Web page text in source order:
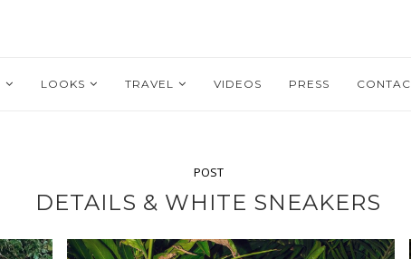
LOOKS TRAVEL VIDEOS PRESS
POST
DETAILS & WHITE SNEAKERS